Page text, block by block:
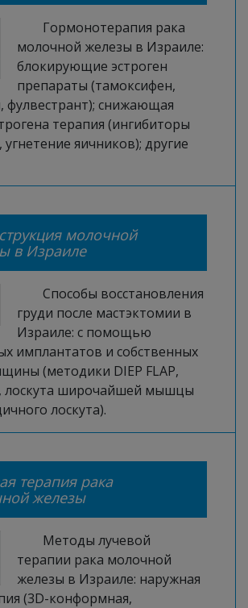
Гормонотерапия рака
молочной железы в Израиле:
блокирующие эстроген
препараты (тамоксифен,
фулвестрант); снижающая
терапия (ингибиторы
яичников); другие
молочной
в Израиле
Способы восстановления
груди после мастэктомии в
Израиле: с помощью
имплантатов и собственных
(методики DIEP FLAP,
лоскута широчайшей мышцы
лоскута).
терапия рака
железы
Методы лучевой
терапии рака молочной
железы в Израиле: наружная
(3D-конформная,